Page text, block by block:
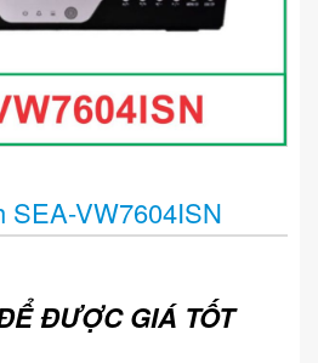
SEA-VW7604ISN
ĐƯỢC GIÁ TỐT